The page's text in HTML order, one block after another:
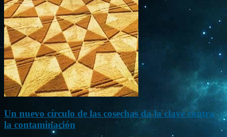
Un nuevo círculo de las cosechas da la clave contra
la contaminación